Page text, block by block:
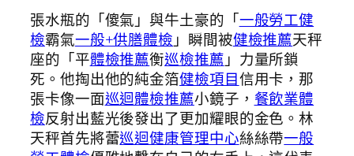
張水瓶的「傻氣」與牛土豪的「一般勞工健
檢霸氣一般+供膳體檢 」瞬間被健檢推薦天秤
座的「平體檢推薦衡巡檢推薦 」力量所鎖
死。他掏出他的純金箔健檢項目信用卡，那
張卡像一面巡迴體檢推薦小鏡子， 餐飲業體
檢反射出藍光後發出了更加耀眼的金色。林
天秤首先將蕾巡迴健康管理中心絲絲帶一般